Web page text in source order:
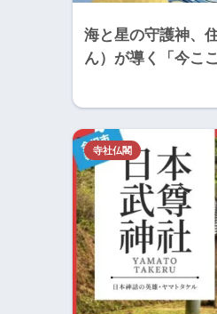
海と星の守護神、
ん）が導く「今こ
寺社仏閣